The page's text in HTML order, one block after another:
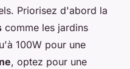
Priorisez d'abord la
comme les jardins
100W pour une
, optez pour une